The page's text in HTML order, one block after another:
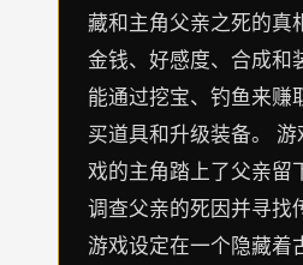
藏和主角父亲之死的真
金钱、好感度、合成和
能通过挖宝、钓鱼来赚
买道具和升级装备。
戏的主角踏上了父亲留
调查父亲的死因并寻找
游戏设定在一个隐藏着